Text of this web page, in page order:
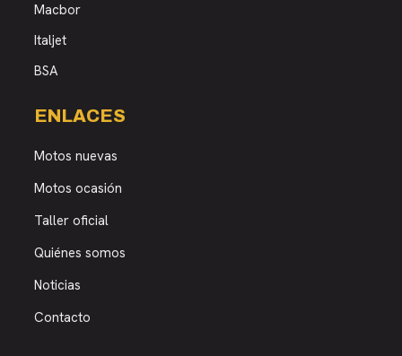
Macbor
Italjet
BSA
ENLACES
Motos nuevas
Motos ocasión
Taller oficial
Quiénes somos
Noticias
Contacto